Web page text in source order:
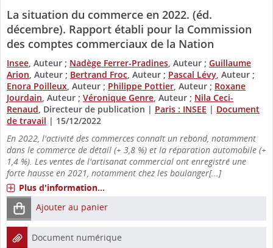
La situation du commerce en 2022. (éd.
décembre). Rapport établi pour la Commission
des comptes commerciaux de la Nation
Insee , Auteur ; Nadège Ferrer-Pradines , Auteur ; Guillaume
Arion , Auteur ; Bertrand Froc , Auteur ; Pascal Lévy , Auteur ;
Enora Poilleux , Auteur ; Philippe Pottier , Auteur ; Roxane
Jourdain , Auteur ; Véronique Genre , Auteur ; Nila Ceci-
Renaud , Directeur de publication | Paris : INSEE | Document
de travail | 15/12/2022
En 2022, l'activité des commerces connaît un rebond, notamment
dans le commerce de détail (+ 3,8 %) et la réparation automobile (+
1,4 %). Les ventes de l'artisanat commercial ont enregistré une
forte hausse en 2021, notamment chez les boulanger[...]
Plus d'information...
Ajouter au panier
Document numérique